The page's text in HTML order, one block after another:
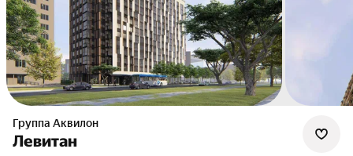
Группа Аквилон
Левитан